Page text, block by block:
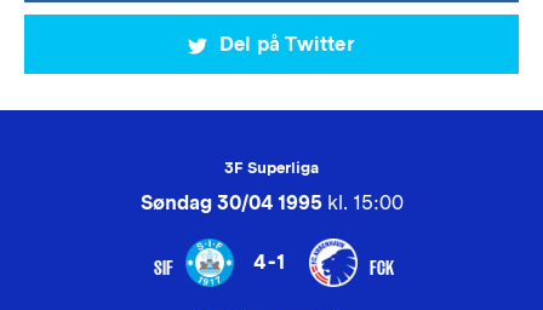
Del på Twitter
3F Superliga
Søndag 30/04 1995kl. 15:00
SIF 4-1 FCK